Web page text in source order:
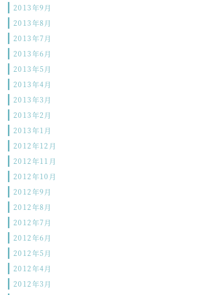
2013年9月
2013年8月
2013年7月
2013年6月
2013年5月
2013年4月
2013年3月
2013年2月
2013年1月
2012年12月
2012年11月
2012年10月
2012年9月
2012年8月
2012年7月
2012年6月
2012年5月
2012年4月
2012年3月